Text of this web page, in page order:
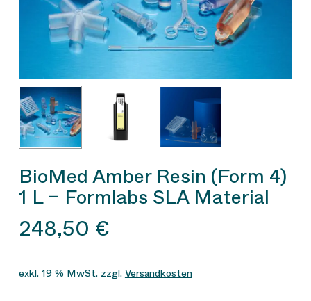
BioMed Amber Resin (Form 4)
1 L – Formlabs SLA Material
248,50 €
exkl. 19 % MwSt. zzgl.Versandkosten